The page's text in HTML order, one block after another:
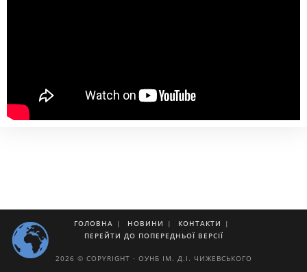
ГОЛОВНА НОВИНИ
КОНТАКТИ
ПЕРЕЙТИ ДО ПОПЕРЕДНЬОЇ ВЕРСІЇ
2026 © COPYRIGHT · ОУНБ ІМ. Д.І. ЧИЖЕВСЬКОГО